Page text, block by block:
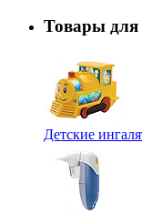
Товары для
Детские